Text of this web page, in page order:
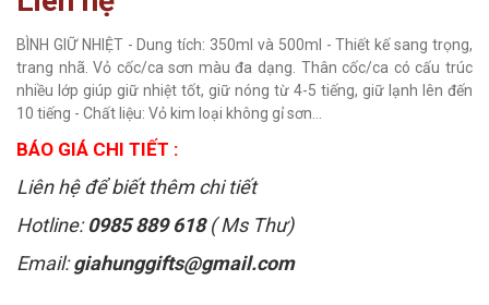
BÌNH GIỮ NHIỆT - Dung tích: 350ml và 500ml - Thiết kế sang trọng,
trang nhã. Vỏ cốc/ca sơn màu đa dạng. Thân cốc/ca có cấu trúc
nhiều lớp giúp giữ nhiệt tốt, giữ nóng từ 4-5 tiếng, giữ lạnh lên đến
10 tiếng - Chất liệu: Vỏ kim loại không gỉ sơn...
BÁO GIÁ CHI TIẾT :
Liên hệ để biết thêm chi tiết
Hotline:0985 889 618( Ms Thư)
Email:giahunggifts@gmail.com